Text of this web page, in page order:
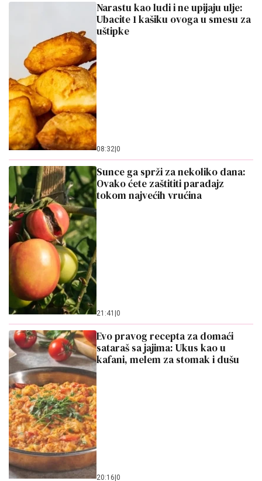
Narastu kao ludi i ne upijaju ulje:
Ubacite 1 kašiku ovoga u smesu za
uštipke
08:32 0
Sunce ga sprži za nekoliko dana:
Ovako ćete zaštititi paradajz
tokom najvećih vrućina
21:41 0
Evo pravog recepta za domaći
sataraš sa jajima: Ukus kao u
kafani, melem za stomak i dušu
20:16 0